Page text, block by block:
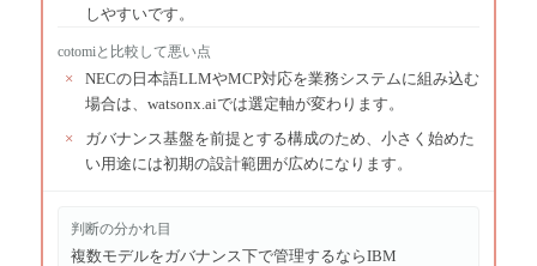
しやすいです。
cotomiと比較して悪い点
×
NECの日本語LLMやMCP対応を業務システムに組み込む
場合は、watsonx.aiでは選定軸が変わります。
×
ガバナンス基盤を前提とする構成のため、小さく始めた
い用途には初期の設計範囲が広めになります。
判断の分かれ目
複数モデルをガバナンス下で管理するならIBM